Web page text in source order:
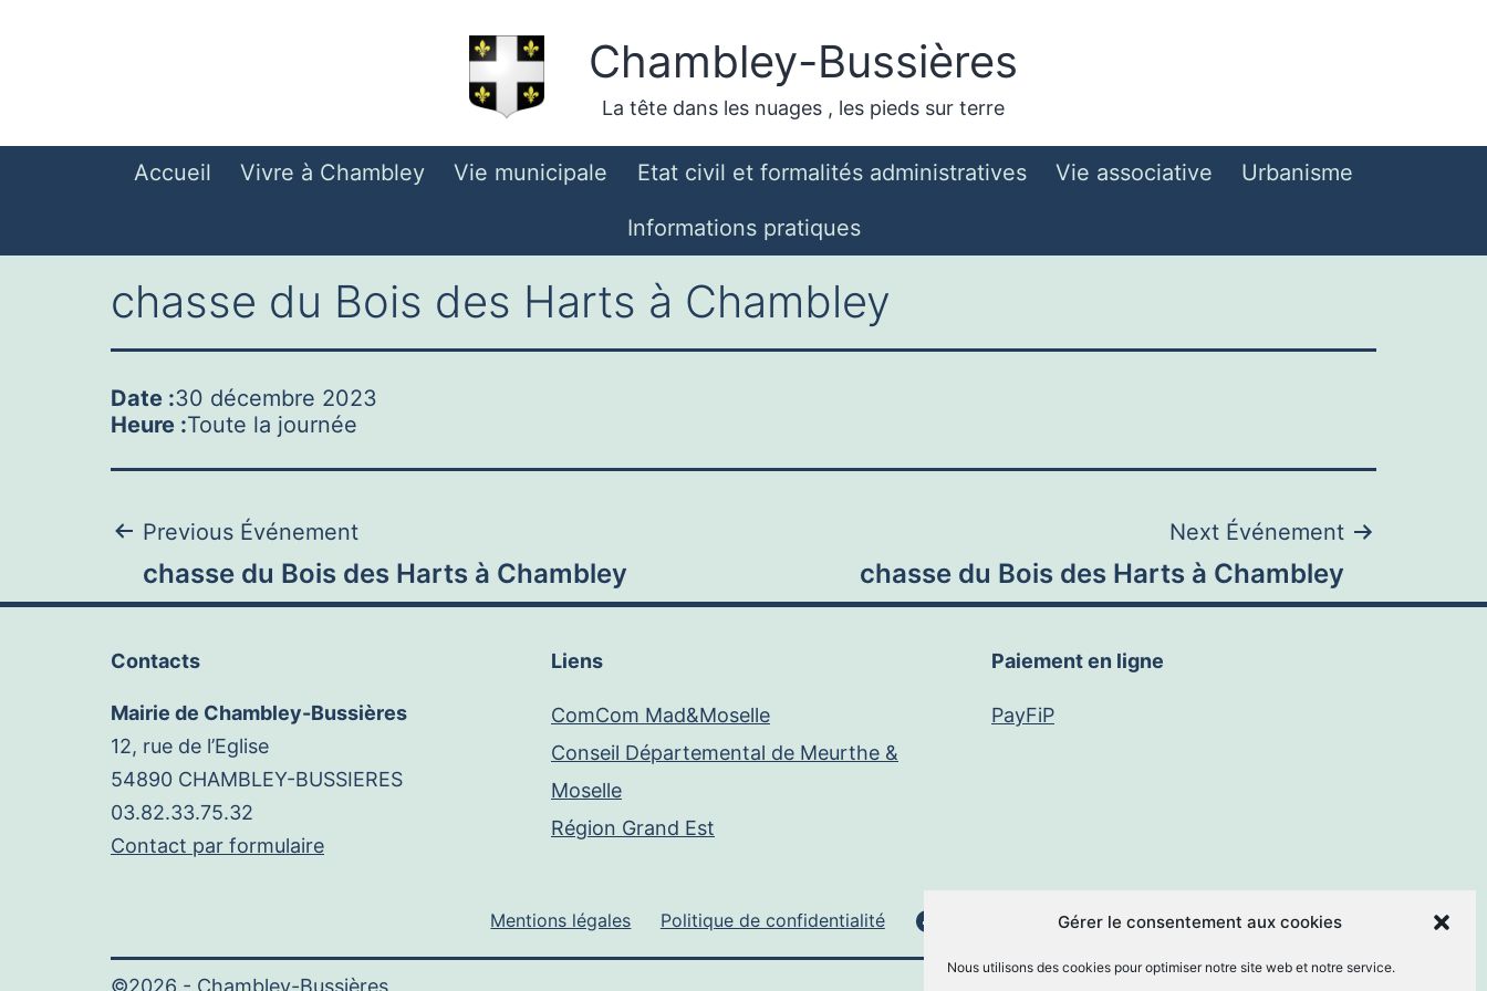
Gérer le consentement aux cookies
Nous utilisons des cookies pour optimiser notre site web et notre service.
Chambley-Bussières
La tête dans les nuages , les pieds sur terre
Accueil Vivre à Chambley Vie municipale Etat civil et formalités administratives Vie associative Urbanisme
Informations pratiques
chasse du Bois des Harts à Chambley
Date :30 décembre 2023
Heure :Toute la journée
Navigation
de
l’article
Previous Événement
chasse du Bois des Harts à Chambley
Next Événement
chasse du Bois des Harts à Chambley
Contacts
Mairie de Chambley-Bussières
12, rue de l’Eglise
54890 CHAMBLEY-BUSSIERES
03.82.33.75.32
Contact par formulaire
Liens
ComCom Mad&Moselle
Conseil Départemental de Meurthe &
Moselle
Région Grand Est
Paiement en ligne
PayFiP
Mentions légales Politique de confidentialité
mail
©2026 - Chambley-Bussières